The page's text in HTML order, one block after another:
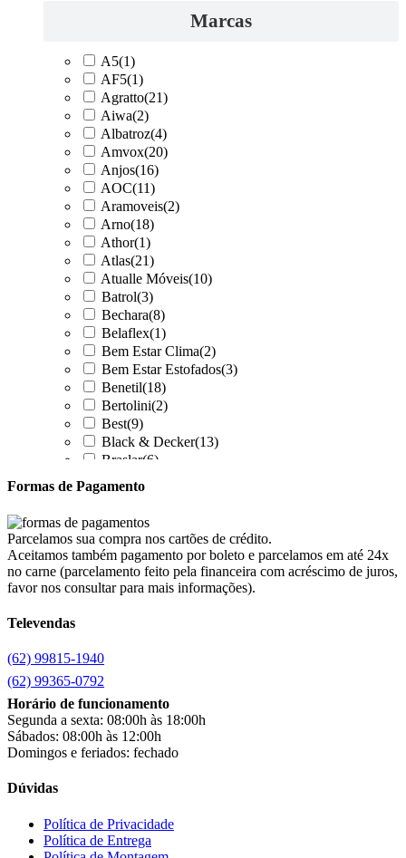
Marcas
A5(1)
AF5(1)
Agratto(21)
Aiwa(2)
Albatroz(4)
Amvox(20)
Anjos(16)
AOC(11)
Aramoveis(2)
Arno(18)
Athor(1)
Atlas(21)
Atualle Móveis(10)
Batrol(3)
Bechara(8)
Belaflex(1)
Bem Estar Clima(2)
Bem Estar Estofados(3)
Benetil(18)
Bertolini(2)
Best(9)
Black & Decker(13)
Braslar(6)
Britânia
Cairu(7)
Canaã Moveis (0)
Canaã Móveis(2)
Carioca Móveis(8)
Clarice
clock
Colibri
Colli(53)
Colormaq(43)
Companhia do Estofado
Cotherm(2)
D' Doro Móveis
Formas de Pagamento
Parcelamos sua compra nos cartões de crédito.
Aceitamos também pagamento por boleto e parcelamos em até 24x
no carne (parcelamento feito pela financeira com acréscimo de juros,
favor nos consultar para mais informações).
Televendas
(62) 99815-1940
(62) 99365-0792
Horário de funcionamento
Segunda a sexta: 08:00h às 18:00h
Sábados: 08:00h às 12:00h
Domingos e feriados: fechado
Dúvidas
Política de Privacidade
Política de Entrega